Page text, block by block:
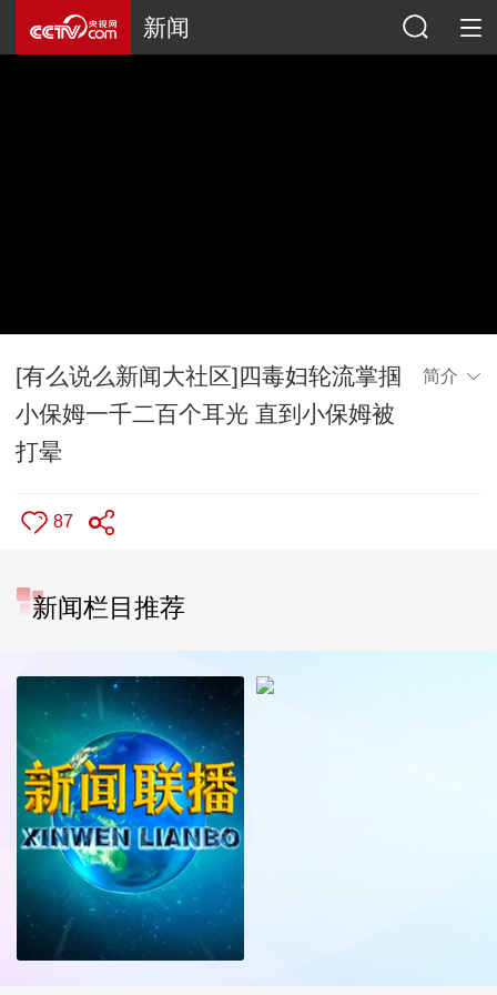
新闻
[有么说么新闻大社区]四毒妇轮流掌掴
小保姆一千二百个耳光 直到小保姆被
打晕
简介
87
新闻栏目推荐